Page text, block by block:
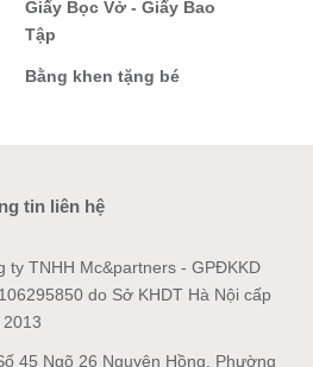
Giấy Bọc Vở - Giấy Bao
Tập
Bằng khen tặng bé
tin liên hệ
ty TNHH Mc&partners - GPĐKKD
do Sở KHDT Hà Nội cấp
2013
45 Ngõ 26 Nguyên Hồng, Phường